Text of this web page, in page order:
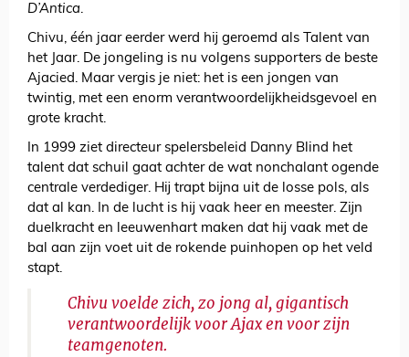
D’Antica.
Chivu, één jaar eerder werd hij geroemd als Talent van
het Jaar. De jongeling is nu volgens supporters de beste
Ajacied. Maar vergis je niet: het is een jongen van
twintig, met een enorm verantwoordelijkheidsgevoel en
grote kracht.
In 1999 ziet directeur spelersbeleid Danny Blind het
talent dat schuil gaat achter de wat nonchalant ogende
centrale verdediger. Hij trapt bijna uit de losse pols, als
dat al kan. In de lucht is hij vaak heer en meester. Zijn
duelkracht en leeuwenhart maken dat hij vaak met de
bal aan zijn voet uit de rokende puinhopen op het veld
stapt.
Chivu voelde zich, zo jong al, gigantisch
verantwoordelijk voor Ajax en voor zijn
teamgenoten.